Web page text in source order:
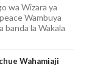
wa Wizara ya
Wambuya
la Wakala
Wahamiaji